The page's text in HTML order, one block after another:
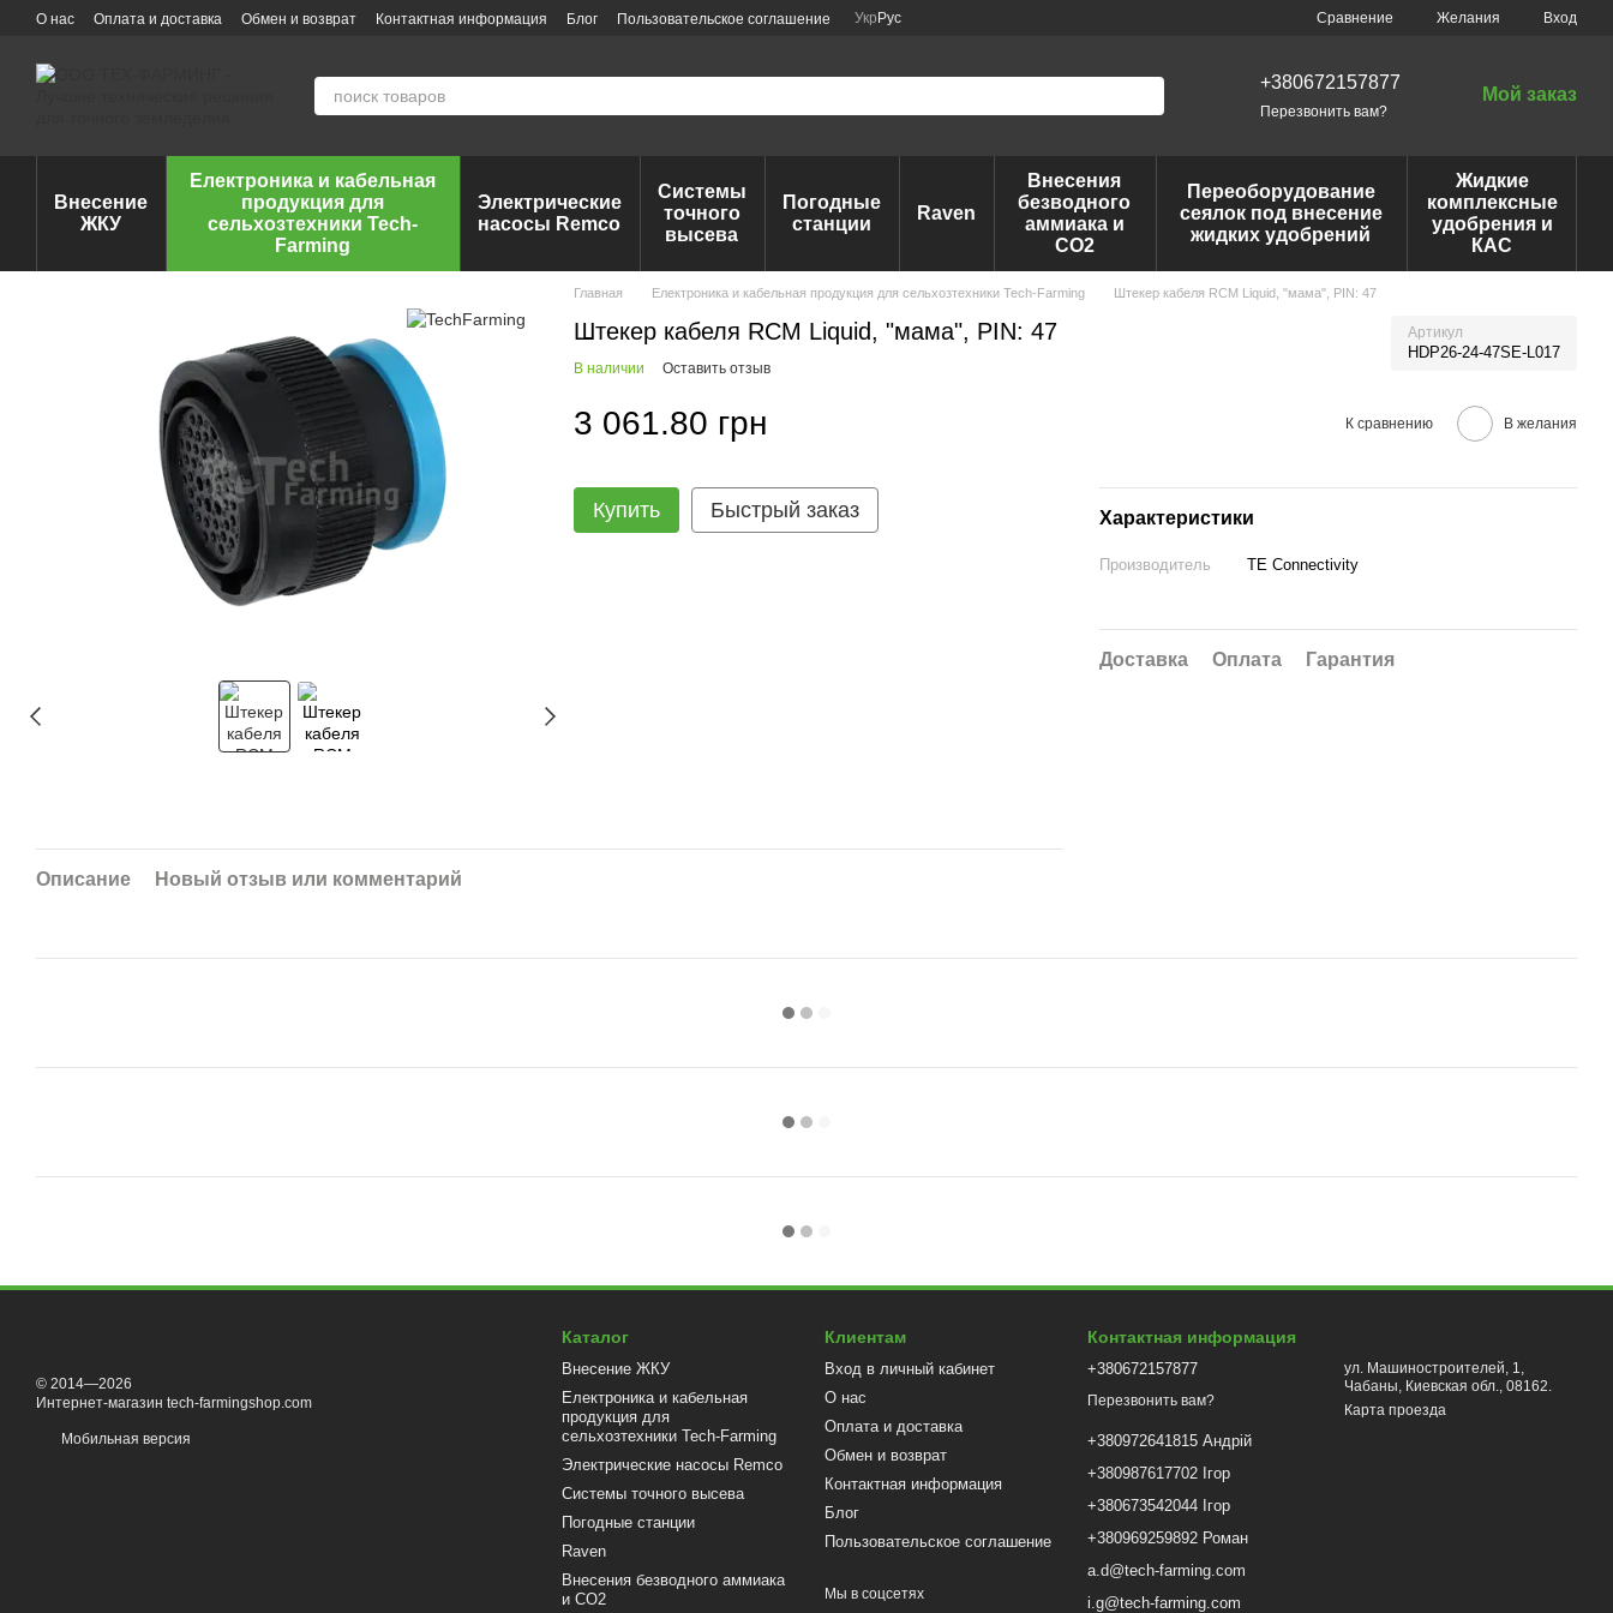
Перейти к основному контенту
О нас Оплата и доставка Обмен и возврат Контактная информация Блог Пользовательское соглашение Укр Рус Сравнение Желания Вход
+380672157877
Перезвонить вам?
Мой заказ
Внесение
ЖКУ
Електроника и кабельная
продукция для
сельхозтехники Tech-
Farming
Электрические
насосы Remco
Системы
точного
высева
Погодные
станции
Raven
Внесения
безводного
аммиака и
CO2
Переоборудование
сеялок под внесение
жидких удобрений
Жидкие
комплексные
удобрения и
КАС
Главная Електроника и кабельная продукция для сельхозтехники Tech-Farming Штекер кабеля RCM Liquid, "мама", PIN: 47
Штекер кабеля RCM Liquid, "мама", PIN: 47 Артикул
HDP26-24-47SE-L017
В наличии Оставить отзыв
3 061.80 грн К сравнению В желания
Купить Быстрый заказ Характеристики
Производитель TE Connectivity
Доставка Оплата Гарантия
Описание Новый отзыв или комментарий
© 2014—2026
Интернет-магазин tech-farmingshop.com
Мобильная версия
Каталог
Внесение ЖКУ
Електроника и кабельная
продукция для
сельхозтехники Tech-Farming
Электрические насосы Remco
Системы точного высева
Погодные станции
Raven
Внесения безводного аммиака
и CO2
Клиентам
Вход в личный кабинет
О нас
Оплата и доставка
Обмен и возврат
Контактная информация
Блог
Пользовательское соглашение
Мы в соцсетях
Контактная информация
+380672157877
Перезвонить вам?
+380972641815 Андрій
+380987617702 Ігор
+380673542044 Ігор
+380969259892 Роман
a.d@tech-farming.com
i.g@tech-farming.com
ул. Машиностроителей, 1,
Чабаны, Киевская обл., 08162.
Карта проезда